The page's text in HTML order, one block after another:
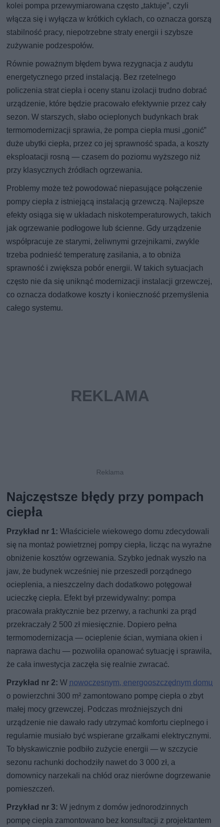
kolei pompa przewymiarowana często „taktuje”, czyli
włącza się i wyłącza w krótkich cyklach, co oznacza gorszą
stabilność pracy, niepotrzebne straty energii i szybsze
zużywanie podzespołów.
Równie poważnym błędem bywa rezygnacja z audytu
energetycznego przed instalacją. Bez rzetelnego
policzenia strat ciepła i oceny stanu izolacji trudno dobrać
urządzenie, które będzie pracowało efektywnie przez cały
sezon. W starszych, słabo ocieplonych budynkach brak
termomodernizacji sprawia, że pompa ciepła musi „gonić”
duże ubytki ciepła, przez co jej sprawność spada, a koszty
eksploatacji rosną — czasem do poziomu wyższego niż
przy klasycznych źródłach ogrzewania.
Problemy może też powodować niepasujące połączenie
pompy ciepła z istniejącą instalacją grzewczą. Najlepsze
efekty osiąga się w układach niskotemperaturowych, takich
jak ogrzewanie podłogowe lub ścienne. Gdy urządzenie
współpracuje ze starymi, żeliwnymi grzejnikami, zwykle
trzeba podnieść temperaturę zasilania, a to obniża
sprawność i zwiększa pobór energii. W takich sytuacjach
często nie da się uniknąć modernizacji instalacji grzewczej,
co oznacza dodatkowe koszty i konieczność przemyślenia
całego systemu.
Najczęstsze błędy przy pompach
ciepła
Przykład nr 1: Właściciele wiekowego domu zdecydowali
się na montaż powietrznej pompy ciepła, licząc na wyraźne
obniżenie kosztów ogrzewania. Szybko jednak wyszło na
jaw, że budynek wcześniej nie przeszedł porządnego
ocieplenia, a nieszczelny dach dodatkowo potęgował
ucieczkę ciepła. Efekt był przewidywalny: pompa
pracowała praktycznie bez przerwy, a rachunki za prąd
przekraczały 2 500 zł miesięcznie. Dopiero pełna
termomodernizacja — ocieplenie ścian, wymiana okien i
naprawa dachu — pozwoliła opanować sytuację i sprawiła,
że cała inwestycja zaczęła się realnie zwracać.
Przykład nr 2: W nowoczesnym, energooszczędnym domu
o powierzchni 300 m² zamontowano pompę ciepła o zbyt
małej mocy grzewczej. Podczas mroźniejszych dni
urządzenie nie dawało rady utrzymać komfortu cieplnego i
regularnie musiało być wspierane grzałkami elektrycznymi.
To błyskawicznie podbiło zużycie energii — w szczycie
sezonu rachunki dochodziły nawet do 3 000 zł, a
domownicy narzekali na chłód oraz nierówne dogrzewanie
pomieszczeń.
Przykład nr 3: W jednym z domów jednorodzinnych
pompę ciepła zamontowano bez konsultacji z projektantem